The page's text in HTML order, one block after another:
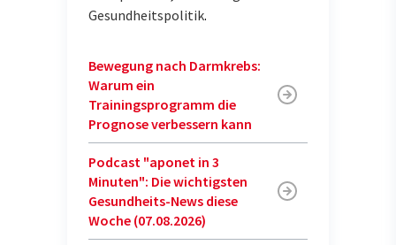
Gesundheitspolitik.
Bewegung nach Darmkrebs:
Warum ein
Trainingsprogramm die
Prognose verbessern kann
Podcast "aponet in 3
Minuten": Die wichtigsten
Gesundheits-News diese
Woche (07.08.2026)